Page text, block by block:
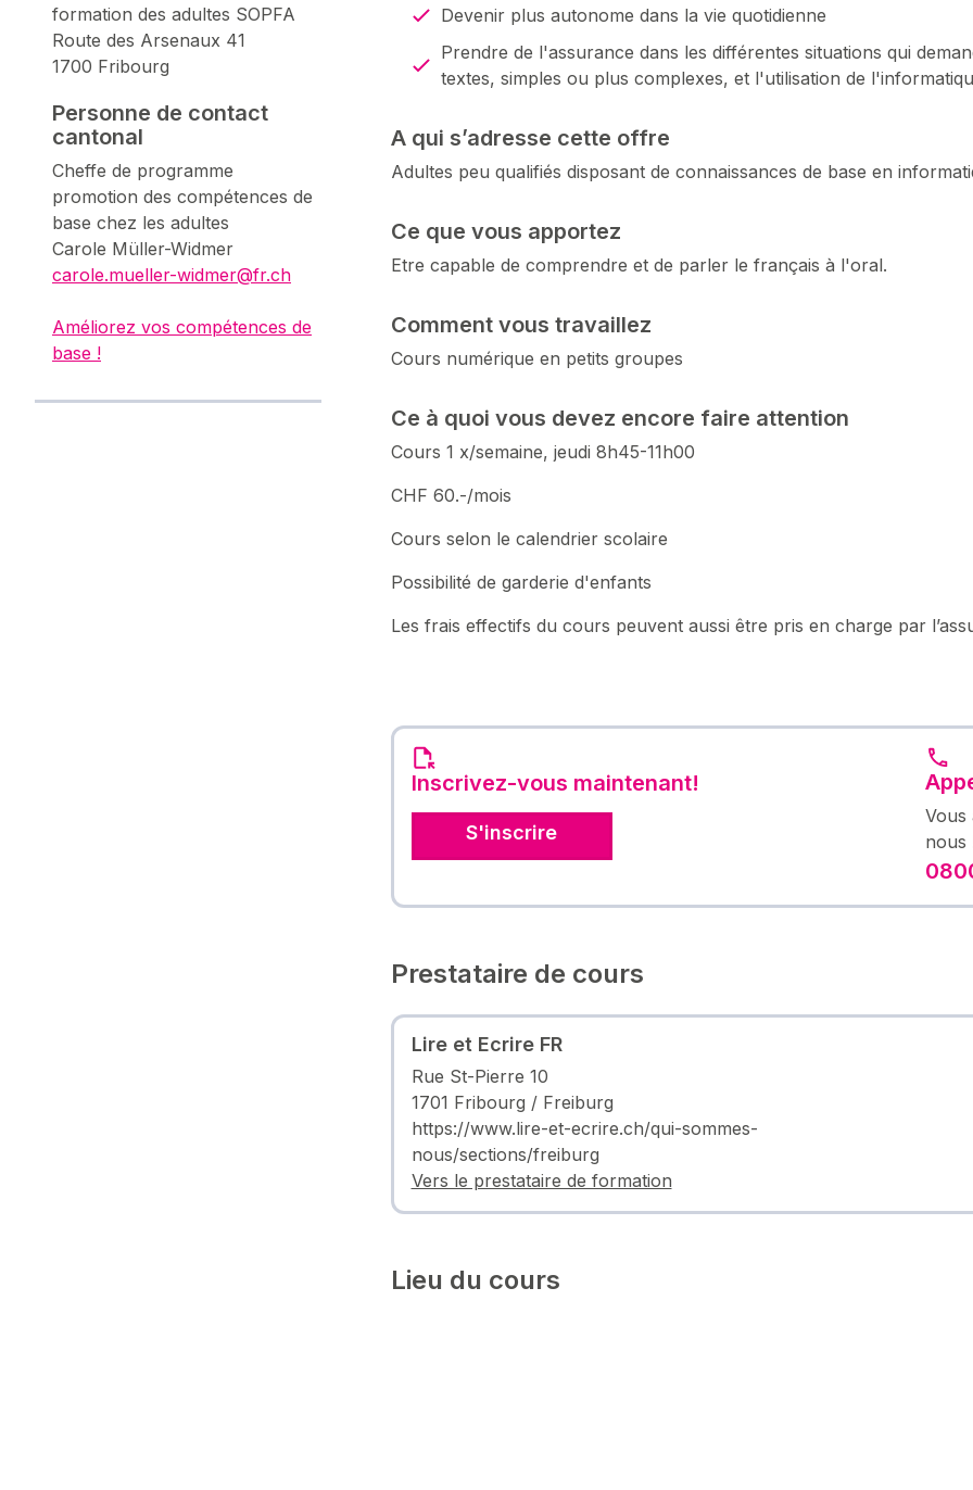
formation des adultes SOPFA
Route des Arsenaux 41
1700 Fribourg
Personne de contact
cantonal
Cheffe de programme
promotion des compétences de
base chez les adultes
Carole Müller-Widmer
carole.mueller-widmer@fr.ch
Améliorez vos compétences de
base !
Devenir plus autonome dans la vie quotidienne
Prendre de l'assurance dans les différentes situations qui
textes, simples ou plus complexes, et l'utilisation de
A qui s’adresse cette offre
Adultes peu qualifiés disposant de connaissances de base en
Ce que vous apportez
Etre capable de comprendre et de parler le français à l'oral.
Comment vous travaillez
Cours numérique en petits groupes
Ce à quoi vous devez encore faire attention
Cours 1 x/semaine, jeudi 8h45-11h00
CHF 60.-/mois
Cours selon le calendrier scolaire
Possibilité de garderie d'enfants
Les frais effectifs du cours peuvent aussi être pris en charge par
Inscrivez-vous maintenant!
S'inscrire
Vous
nous
Prestataire de cours
Lire et Ecrire FR
Rue St-Pierre 10
1701 Fribourg / Freiburg
https://www.lire-et-ecrire.ch/qui-sommes-
nous/sections/freiburg
Vers le prestataire de formation
Lieu du cours